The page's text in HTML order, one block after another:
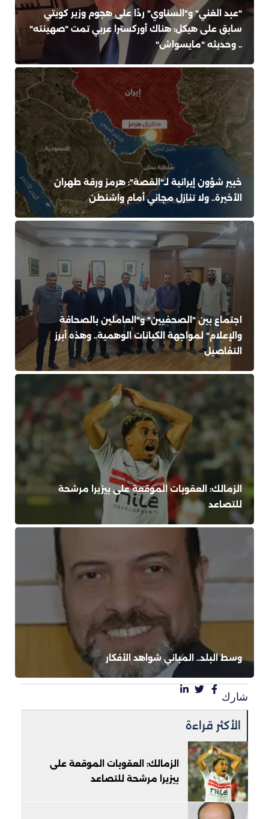
"عبد الغني" و"السناوي" ردًا على هجوم وزير كويتي
سابق على هيكل: هناك أوركسترا عربي تمت "صهينته"
.. وحديثه "مايسواش"
خبير شؤون إيرانية لـ"القصة": هرمز ورقة طهران
الأخيرة.. ولا تنازل مجاني أمام واشنطن
اجتماع بين "الصحفيين" و"العاملين بالصحافة
والإعلام" لمواجهة الكيانات الوهمية.. وهذه أبرز
التفاصيل
الزمالك: العقوبات الموقعة على بيزيرا مرشحة
للتصاعد
وسط البلد.. المباني شواهد الأفكار
شارك
الأكثر قراءة
الزمالك: العقوبات الموقعة على
بيزيرا مرشحة للتصاعد